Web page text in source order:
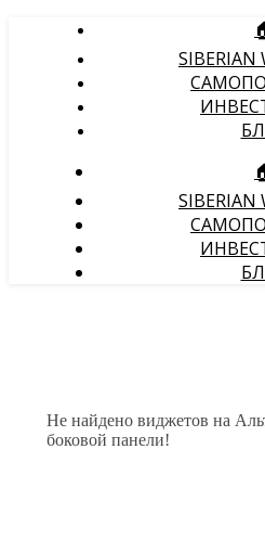
SIBERIAN
SIBERIAN
Не найдено виджетов на
боковой панели!